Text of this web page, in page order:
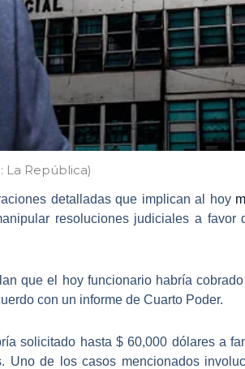
La República)
detalladas que implican al hoy
resoluciones judiciales a favor
que el hoy funcionario habría
con un informe de Cuarto Poder.
solicitado hasta $ 60,000 dólares a
Uno de los casos mencionados